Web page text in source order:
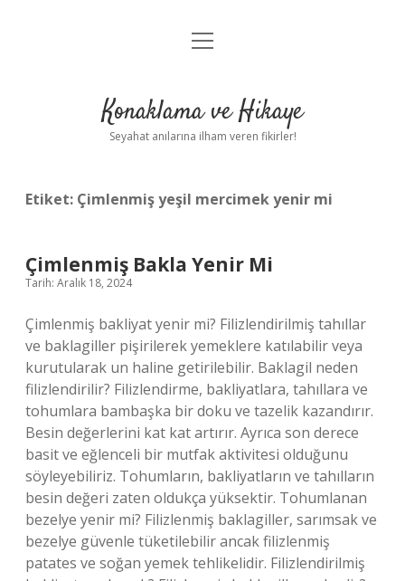
Anasayfa
Yasal Uyarı
menüyü
Konaklama ve Hikaye
Seyahat anılarına ilham veren fikirler!
Etiket: Çimlenmiş yeşil mercimek yenir mi
Çimlenmiş Bakla Yenir Mi
Tarih: Aralık 18, 2024
Çimlenmiş bakliyat yenir mi? Filizlendirilmiş tahıllar
ve baklagiller pişirilerek yemeklere katılabilir veya
kurutularak un haline getirilebilir. Baklagil neden
filizlendirilir? Filizlendirme, bakliyatlara, tahıllara ve
tohumlara bambaşka bir doku ve tazelik kazandırır.
Besin değerlerini kat kat artırır. Ayrıca son derece
basit ve eğlenceli bir mutfak aktivitesi olduğunu
söyleyebiliriz. Tohumların, bakliyatların ve tahılların
besin değeri zaten oldukça yüksektir. Tohumlanan
bezelye yenir mi? Filizlenmiş baklagiller, sarımsak ve
bezelye güvenle tüketilebilir ancak filizlenmiş
patates ve soğan yemek tehlikelidir. Filizlendirilmiş